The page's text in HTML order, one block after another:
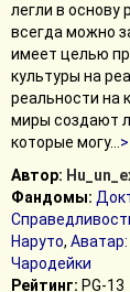
легли в основу
всегда можно
имеет целью
культуры на
реальности на
миры создают
которые могу...
Автор:
Фандомы:
Наруто,
Чародейки
Рейтинг: PG-13